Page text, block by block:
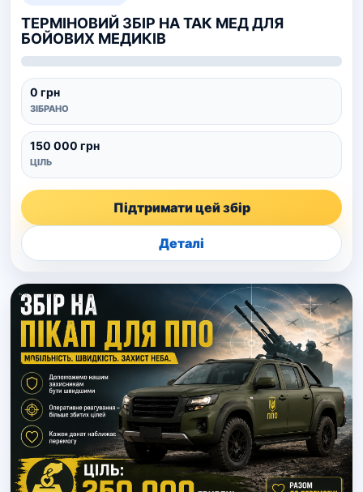
ТЕРМІНОВИЙ ЗБІР НА ТАК МЕД ДЛЯ
БОЙОВИХ МЕДИКІВ
0 грн
ЗІБРАНО
150 000 грн
ЦІЛЬ
Підтримати цей збір
Деталі